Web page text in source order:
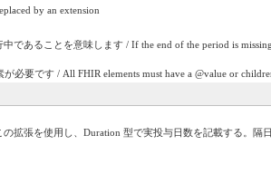
by an extension
であることを意味します / If the end of the period is
必要です / All FHIR elements must have a @value or
拡張を使用し、Duration 型で実投与日数を記載する。隔